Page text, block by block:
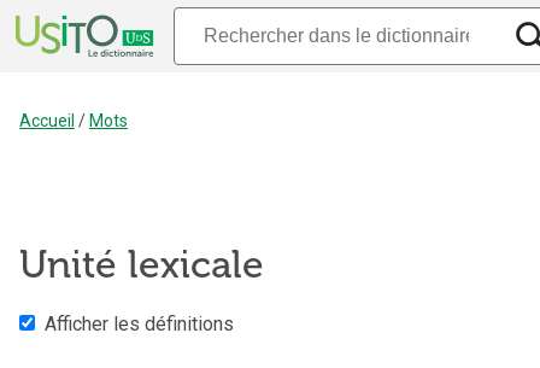
Accueil / Mots
Unité lexicale
Afficher les définitions